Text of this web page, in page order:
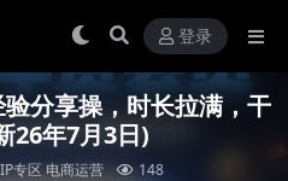
登录
分享操，时长拉满，干
26年7月3日)
专区电商运营 148